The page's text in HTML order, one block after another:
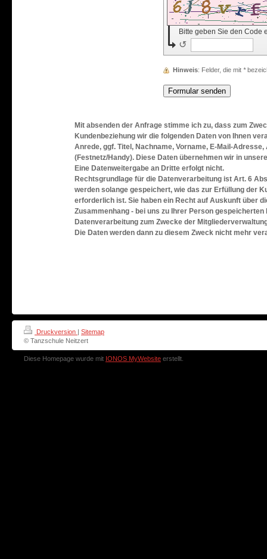
Bitte geben Sie den Code
↺
Hinweis : Felder, die mit *
Mit absenden der Anfrage stimme ich zu, dass zum
Kundenbeziehung wir die folgenden Daten von Ihnen
Anrede, ggf. Titel, Nachname, Vorname, E-Mail-
(Festnetz/Handy). Diese Daten übernehmen wir in
Eine Datenweitergabe an Dritte erfolgt nicht.
Rechtsgrundlage für die Datenverarbeitung ist Art. 6
werden solange gespeichert, wie das zur Erfüllung der
erforderlich ist. Sie haben ein Recht auf Auskunft über
Zusammenhang - bei uns zu Ihrer Person gespeicherten
Datenverarbeitung zum Zwecke der
Die Daten werden dann zu diesem Zweck nicht mehr
Druckversion
Sitemap
© Tanzschule Neitzert
Diese Homepage wurde mit IONOS MyWebsite erstellt.